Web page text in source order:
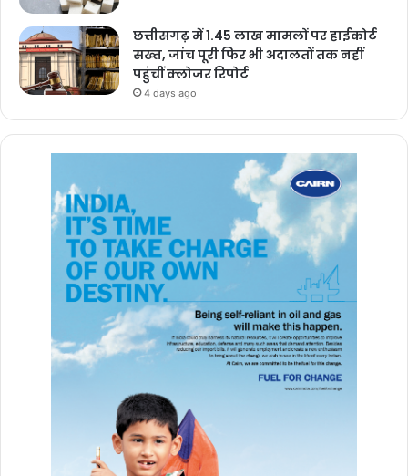
छत्तीसगढ़ में 1.45 लाख मामलों पर हाईकोर्ट
सख्त, जांच पूरी फिर भी अदालतों तक नहीं
पहुंचीं क्लोजर रिपोर्ट
4 days ago